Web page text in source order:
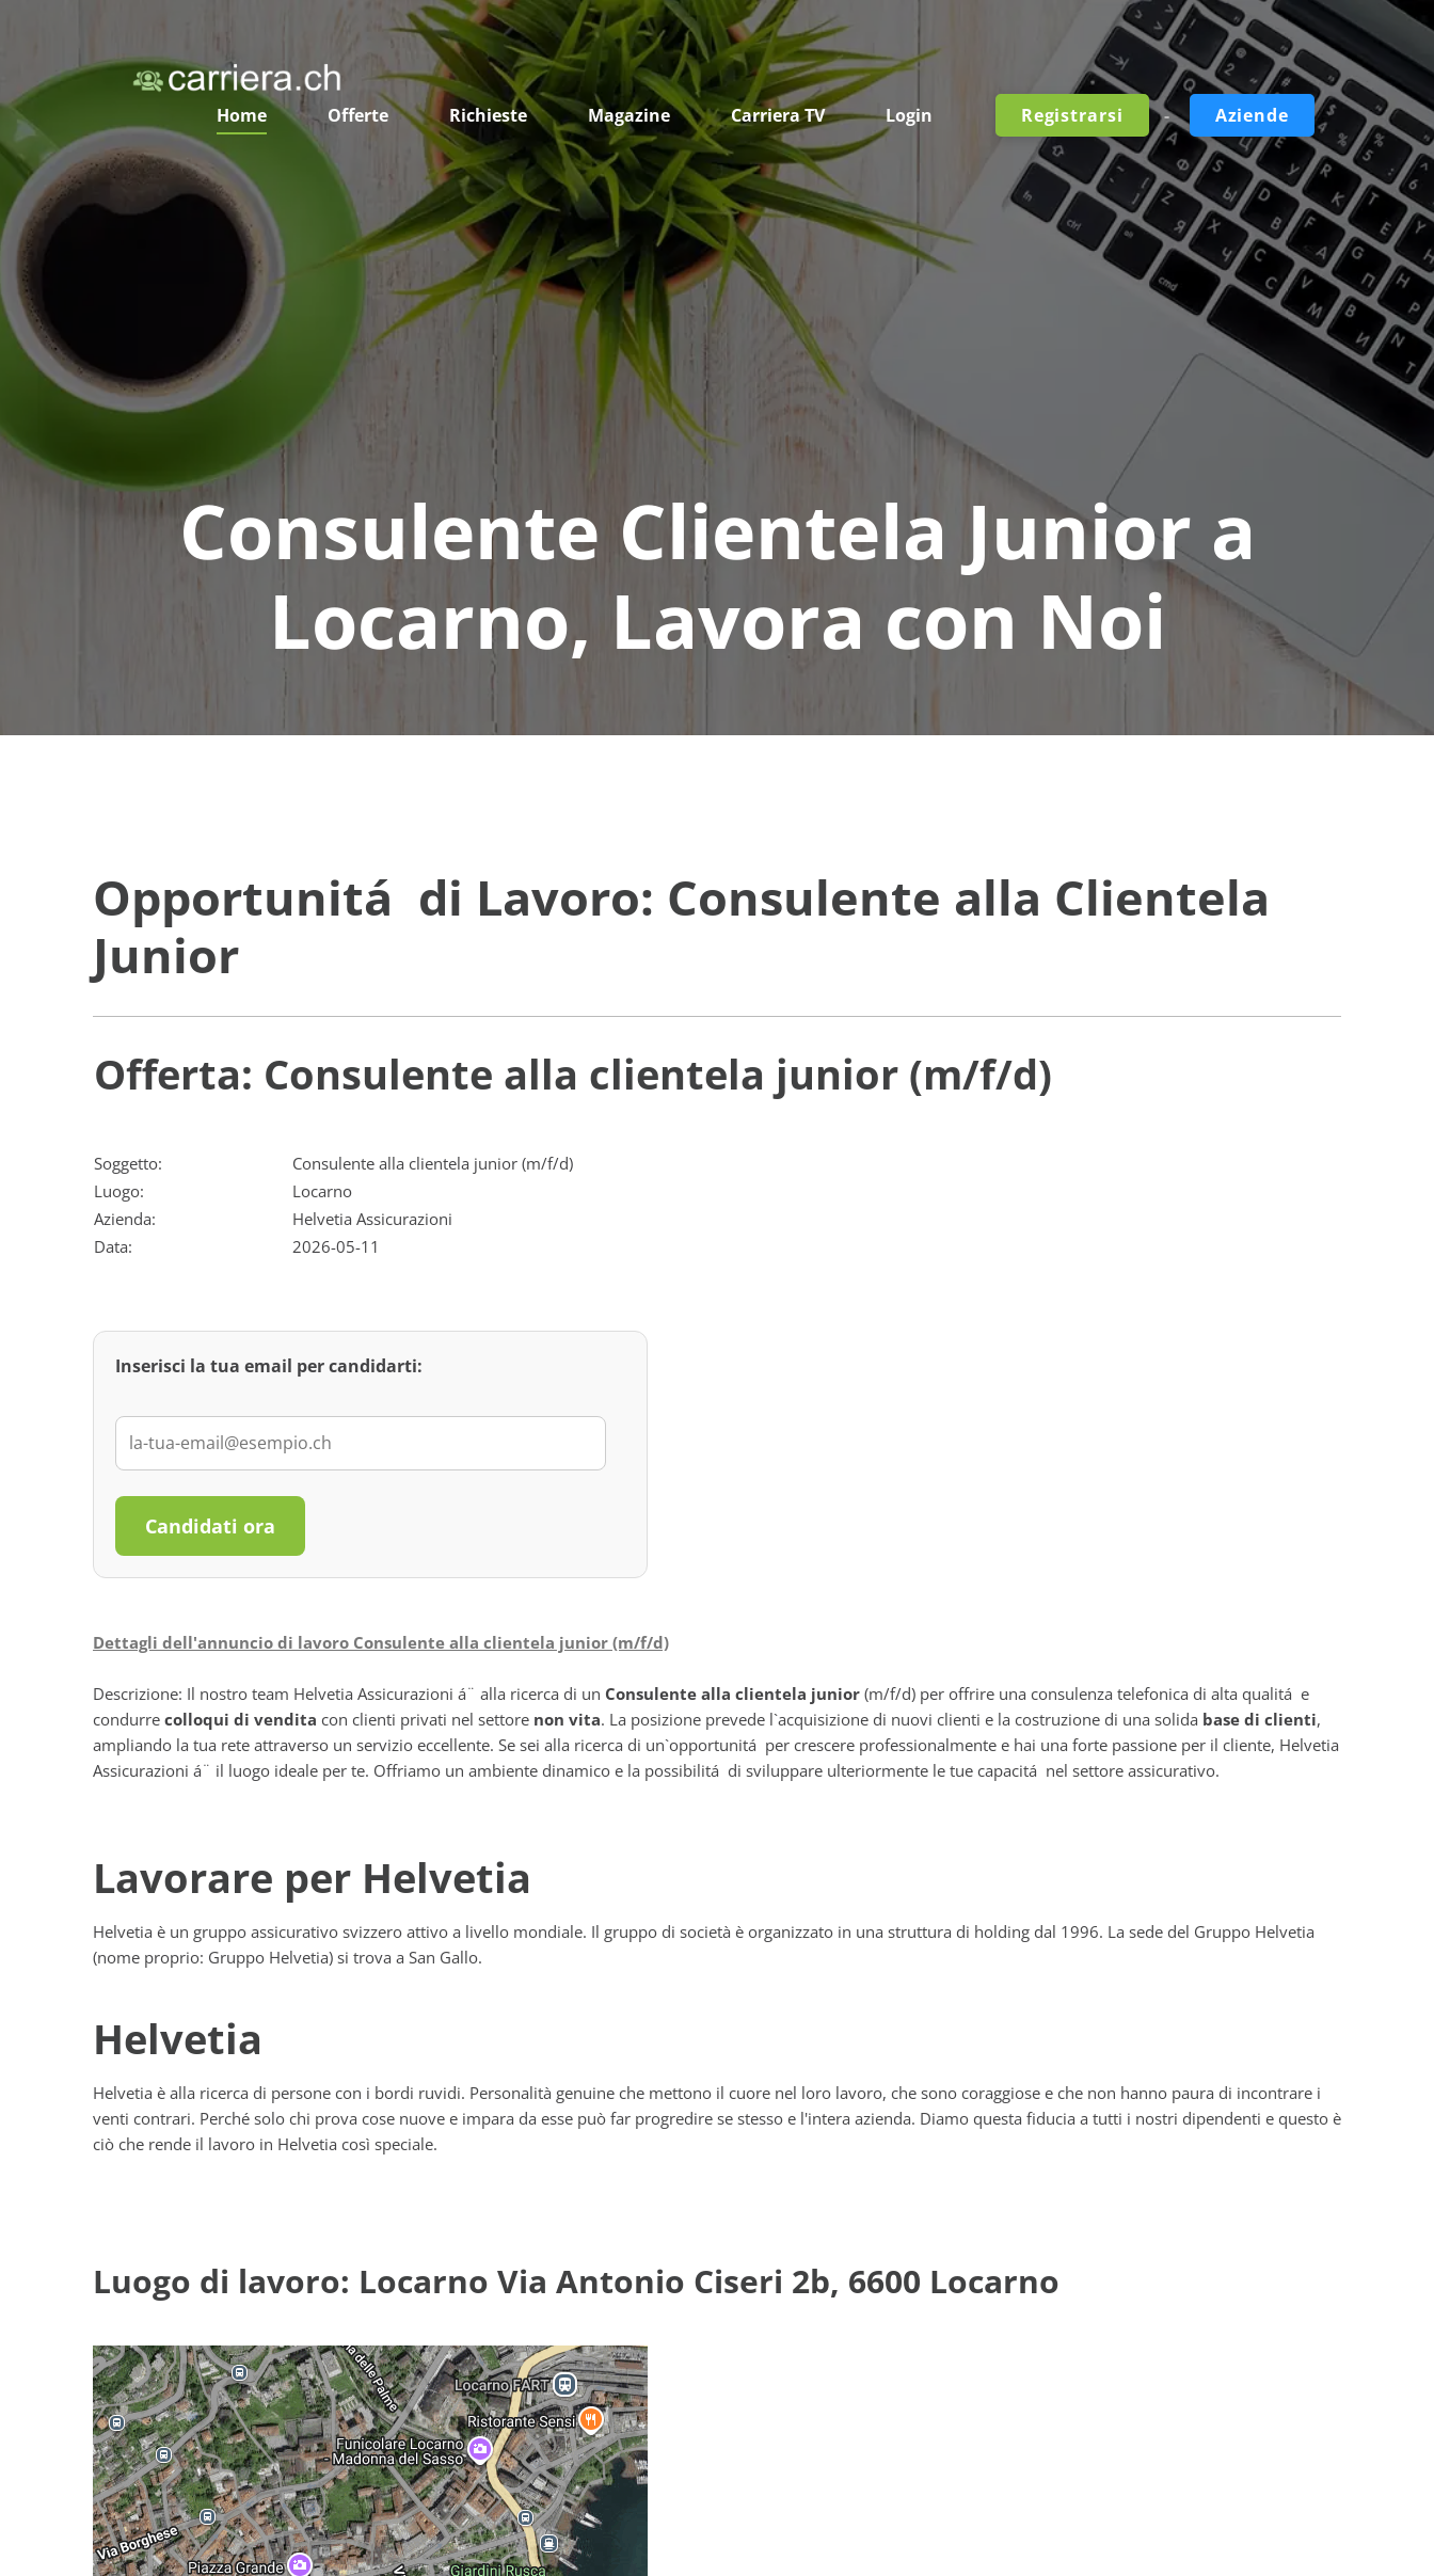
Home Offerte Richieste Magazine Carriera TV Login Registrarsi - Aziende
Consulente Clientela Junior a
Locarno, Lavora con Noi
Opportunitá di Lavoro: Consulente alla Clientela
Junior
Offerta: Consulente alla clientela junior (m/f/d)
Soggetto:
Consulente alla clientela junior (m/f/d)
Luogo:
Locarno
Azienda:
Helvetia Assicurazioni
Data:
2026-05-11
Inserisci la tua email per candidarti:
Candidati ora
Dettagli dell'annuncio di lavoro Consulente alla clientela junior (m/f/d)
Descrizione: Il nostro team Helvetia Assicurazioni á¨ alla ricerca di un Consulente alla clientela junior (m/f/d) per offrire una consulenza telefonica di alta qualitá e
condurre colloqui di vendita con clienti privati nel settore non vita. La posizione prevede l`acquisizione di nuovi clienti e la costruzione di una solida base di clienti,
ampliando la tua rete attraverso un servizio eccellente. Se sei alla ricerca di un`opportunitá per crescere professionalmente e hai una forte passione per il cliente, Helvetia
Assicurazioni á¨ il luogo ideale per te. Offriamo un ambiente dinamico e la possibilitá di sviluppare ulteriormente le tue capacitá nel settore assicurativo.
Lavorare per Helvetia
Helvetia è un gruppo assicurativo svizzero attivo a livello mondiale. Il gruppo di società è organizzato in una struttura di holding dal 1996. La sede del Gruppo Helvetia
(nome proprio: Gruppo Helvetia) si trova a San Gallo.
Helvetia
Helvetia è alla ricerca di persone con i bordi ruvidi. Personalità genuine che mettono il cuore nel loro lavoro, che sono coraggiose e che non hanno paura di incontrare i
venti contrari. Perché solo chi prova cose nuove e impara da esse può far progredire se stesso e l'intera azienda. Diamo questa fiducia a tutti i nostri dipendenti e questo è
ciò che rende il lavoro in Helvetia così speciale.
Luogo di lavoro: Locarno Via Antonio Ciseri 2b, 6600 Locarno